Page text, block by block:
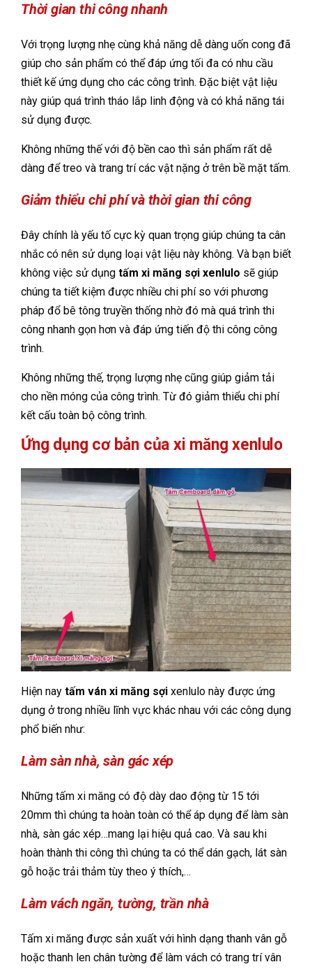
Thời gian thi công nhanh
Với trọng lượng nhẹ cùng khả năng dễ dàng uốn cong đã
giúp cho sản phẩm có thể đáp ứng tối đa có nhu cầu
thiết kế ứng dụng cho các công trình. Đặc biệt vật liệu
này giúp quá trình tháo lắp linh động và có khả năng tái
sử dụng được.
Không những thế với độ bền cao thì sản phẩm rất dễ
dàng để treo và trang trí các vật nặng ở trên bề mặt tấm.
Giảm thiểu chi phí và thời gian thi công
Đây chính là yếu tố cực kỳ quan trọng giúp chúng ta cân
nhắc có nên sử dụng loại vật liệu này không. Và bạn biết
không việc sử dụng tấm xi măng sợi xenlulo sẽ giúp
chúng ta tiết kiệm được nhiều chi phí so với phương
pháp đổ bê tông truyền thống nhờ đó mà quá trình thi
công nhanh gọn hơn và đáp ứng tiến độ thi công công
trình.
Không những thế, trọng lượng nhẹ cũng giúp giảm tải
cho nền móng của công trình. Từ đó giảm thiểu chi phí
kết cấu toàn bộ công trình.
Ứng dụng cơ bản của xi măng xenlulo
Hiện nay tấm ván xi măng sợi xenlulo này được ứng
dụng ở trong nhiều lĩnh vực khác nhau với các công dụng
phổ biến như:
Làm sàn nhà, sàn gác xép
Những tấm xi măng có độ dày dao động từ 15 tới
20mm thì chúng ta hoàn toàn có thể áp dụng để làm sàn
nhà, sàn gác xép…mang lại hiệu quả cao. Và sau khi
hoàn thành thi công thì chúng ta có thể dán gạch, lát sàn
gỗ hoặc trải thảm tùy theo ý thích,…
Làm vách ngăn, tường, trần nhà
Tấm xi măng được sản xuất với hình dạng thanh vân gỗ
hoặc thanh len chân tường để làm vách có trang trí vân